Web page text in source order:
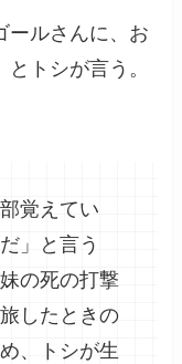
ールさんに、お
トシが言う。
覚えてい
」と言う
の死の打撃
したときの
、トシが生